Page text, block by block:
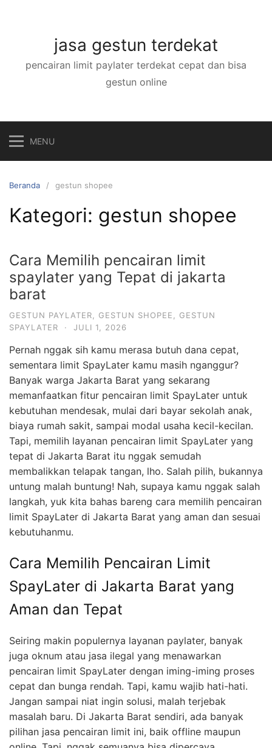
jasa gestun terdekat
pencairan limit paylater terdekat cepat dan bisa
gestun online
MENU
Beranda gestun shopee
Kategori: gestun shopee
Cara Memilih pencairan limit
spaylater yang Tepat di jakarta
barat
GESTUN PAYLATER GESTUN SHOPEE
GESTUN
SPAYLATER
· JULI 1, 2026
Pernah nggak sih kamu merasa butuh dana cepat,
sementara limit SpayLater kamu masih nganggur?
Banyak warga Jakarta Barat yang sekarang
memanfaatkan fitur pencairan limit SpayLater untuk
kebutuhan mendesak, mulai dari bayar sekolah anak,
biaya rumah sakit, sampai modal usaha kecil-kecilan.
Tapi, memilih layanan pencairan limit SpayLater yang
tepat di Jakarta Barat itu nggak semudah
membalikkan telapak tangan, lho. Salah pilih, bukannya
untung malah buntung! Nah, supaya kamu nggak salah
langkah, yuk kita bahas bareng cara memilih pencairan
limit SpayLater di Jakarta Barat yang aman dan sesuai
kebutuhanmu.
Cara Memilih Pencairan Limit
SpayLater di Jakarta Barat yang
Aman dan Tepat
Seiring makin populernya layanan paylater, banyak
juga oknum atau jasa ilegal yang menawarkan
pencairan limit SpayLater dengan iming-iming proses
cepat dan bunga rendah. Tapi, kamu wajib hati-hati.
Jangan sampai niat ingin solusi, malah terjebak
masalah baru. Di Jakarta Barat sendiri, ada banyak
pilihan jasa pencairan limit ini, baik offline maupun